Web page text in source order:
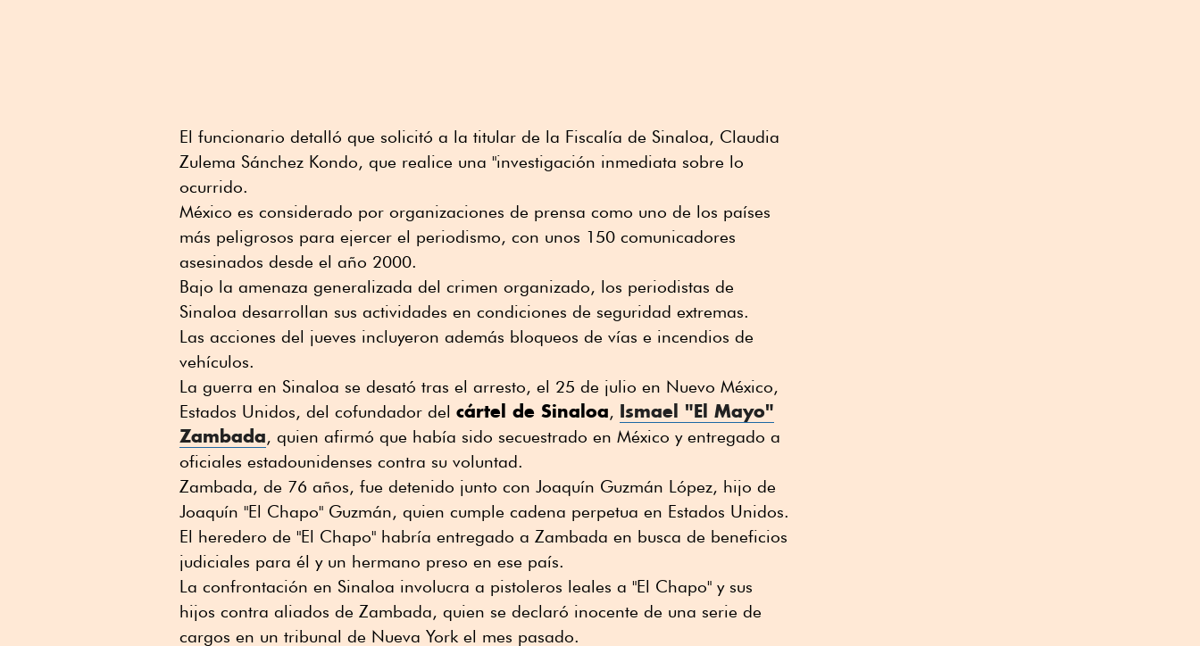
El funcionario detalló que solicitó a la titular de la Fiscalía de Sinaloa, Claudia
Zulema Sánchez Kondo, que realice una "investigación inmediata sobre lo
ocurrido.
México es considerado por organizaciones de prensa como uno de los países
más peligrosos para ejercer el periodismo, con unos 150 comunicadores
asesinados desde el año 2000.
Bajo la amenaza generalizada del crimen organizado, los periodistas de
Sinaloa desarrollan sus actividades en condiciones de seguridad extremas.
Las acciones del jueves incluyeron además bloqueos de vías e incendios de
vehículos.
La guerra en Sinaloa se desató tras el arresto, el 25 de julio en Nuevo México,
Estados Unidos, del cofundador del cártel de Sinaloa, Ismael "El Mayo"
Zambada, quien afirmó que había sido secuestrado en México y entregado a
oficiales estadounidenses contra su voluntad.
Zambada, de 76 años, fue detenido junto con Joaquín Guzmán López, hijo de
Joaquín "El Chapo" Guzmán, quien cumple cadena perpetua en Estados Unidos.
El heredero de "El Chapo" habría entregado a Zambada en busca de beneficios
judiciales para él y un hermano preso en ese país.
La confrontación en Sinaloa involucra a pistoleros leales a "El Chapo" y sus
hijos contra aliados de Zambada, quien se declaró inocente de una serie de
cargos en un tribunal de Nueva York el mes pasado.